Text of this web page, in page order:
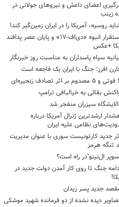
اعضای داعش و نیروهای جولانی در
زینب
روسیه، آمریکا را در ایران زمین‌گیر کند!
استقرار انبوه «دی‌اف‑۱۷» و پایان عصر پدافند
+عکس
سپاه پاسداران به مناسبت روز خبرنگار
افرز: جنگ با ایران یک فاجعه است
زنجیره‌ای
بقائی به خیالبافی ترامپ
سیزران منفجر شد
ارشدترین ژنرال آمریکا درباره
نظامی علیه ایران
جدید کارتونیست سوری با عنوان مدیریت
تنگه هرمز
ال‌نینو"در راه است؟
جنگ تا روی کار آمدن دولت جدید در
جدید پسر زیدان
دیده‌ نشده از دو فرمانده شهید موشکی